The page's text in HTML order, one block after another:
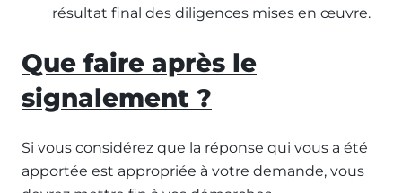
résultat final des diligences mises en œuvre.
Que faire après le
signalement ?
Si vous considérez que la réponse qui vous a été
apportée est appropriée à votre demande, vous